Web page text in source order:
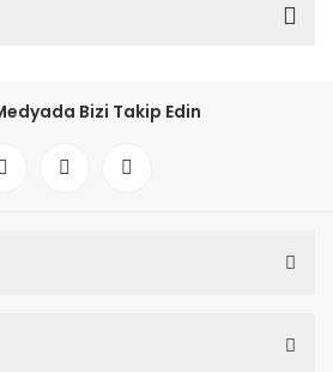
Bizi Takip Edin